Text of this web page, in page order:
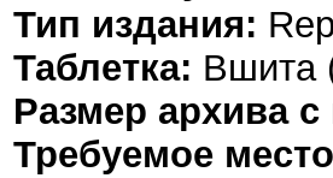
Тип издания:
Таблетка: Вшита
Размер архива с
Требуемое